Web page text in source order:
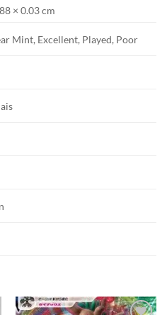
× 0.03 cm
Mint, Excellent, Played, Poor